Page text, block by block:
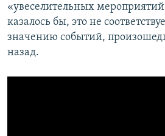
«увеселительных
казалось бы, это не
значению событий,
назад.